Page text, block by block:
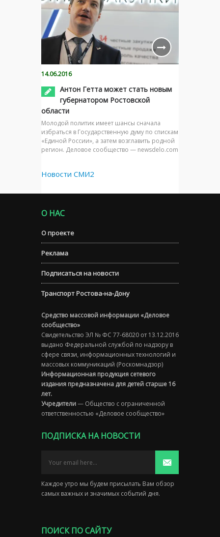
14.06.2016
Антон Гетта может стать новым
губернатором Ростовской
области
Молодой политик имеет шансы сначала
избраться в Государственную думу по спискам
«Единой России», а затем возглавить родной
регион. Деловое сообщество — newsdelo.com
Новости СМИ2
О НАС
О проекте
Реклама
Подписаться на новости
Транспорт Ростова-на-Дону
Средство массовой информации «Деловое
сообщество»
Свидетельство ЭЛ № ФС 77-68020 от 13.12.2016
выдано Федеральной службой по надзору в
сфере связи, информационных технологий и
массовых коммуникаций (Роскомнадзор)
Информационная продукция сетевого
издания предназначена для детей старше 16
лет.
Учредители— Общество с ограниченной
ответственностью «Деловое сообщество»
ПОДПИСКА НА НОВОСТИ
Каждое утро мы будем присылать Вам обзор
самых важных и значимых событий дня.
ПОИСК ПО САЙТУ